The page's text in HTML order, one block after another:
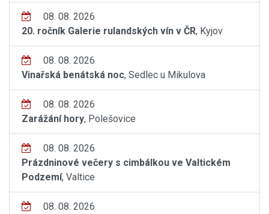
08. 08. 2026
20. ročník Galerie rulandských vín v ČR, Kyjov
08. 08. 2026
Vinařská benátská noc, Sedlec u Mikulova
08. 08. 2026
Zarážání hory, Polešovice
08. 08. 2026
Prázdninové večery s cimbálkou ve Valtickém
Podzemí, Valtice
08. 08. 2026